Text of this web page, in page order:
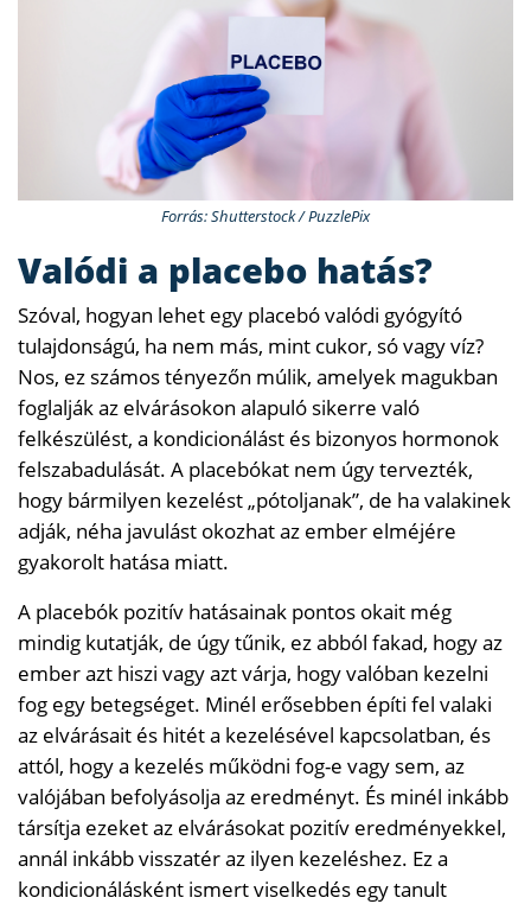
Forrás: Shutterstock / PuzzlePix
Valódi a placebo hatás?
Szóval, hogyan lehet egy placebó valódi gyógyító
tulajdonságú, ha nem más, mint cukor, só vagy víz?
Nos, ez számos tényezőn múlik, amelyek magukban
foglalják az elvárásokon alapuló sikerre való
felkészülést, a kondicionálást és bizonyos hormonok
felszabadulását. A placebókat nem úgy tervezték,
hogy bármilyen kezelést „pótoljanak”, de ha valakinek
adják, néha javulást okozhat az ember elméjére
gyakorolt ​​hatása miatt.
A placebók pozitív hatásainak pontos okait még
mindig kutatják, de úgy tűnik, ez abból fakad, hogy az
ember azt hiszi vagy azt várja, hogy valóban kezelni
fog egy betegséget. Minél erősebben építi fel valaki
az elvárásait és hitét a kezelésével kapcsolatban, és
attól, hogy a kezelés működni fog-e vagy sem, az
valójában befolyásolja az eredményt. És minél inkább
társítja ezeket az elvárásokat pozitív eredményekkel,
annál inkább visszatér az ilyen kezeléshez. Ez a
kondicionálásként ismert viselkedés egy tanult